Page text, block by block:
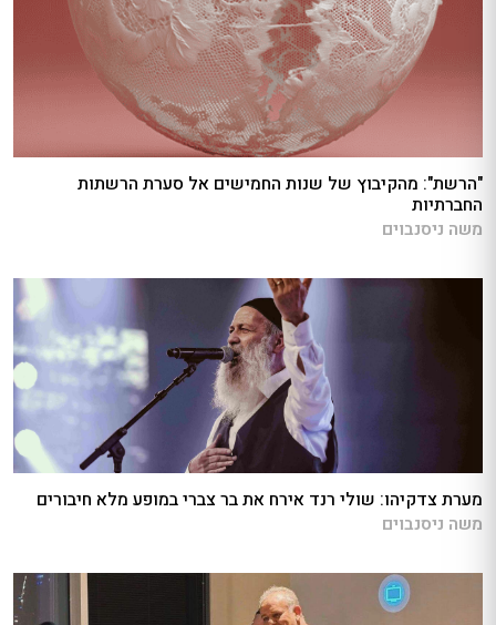
"הרשת": מהקיבוץ של שנות החמישים אל סערת הרשתות
החברתיות
משה ניסנבוים
מערת צדקיהו: שולי רנד אירח את בר צברי במופע מלא חיבורים
משה ניסנבוים